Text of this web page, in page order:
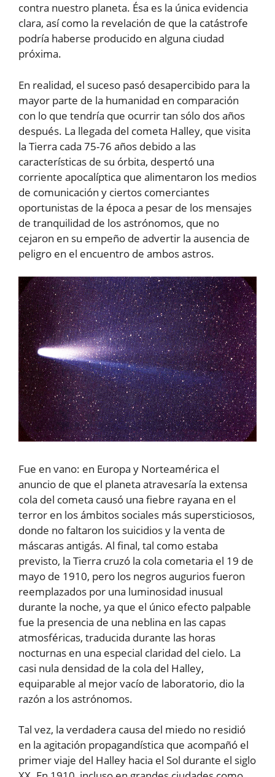
contra nuestro planeta. Ésa es la única evidencia
clara, así como la revelación de que la catástrofe
podría haberse producido en alguna ciudad
próxima.
En realidad, el suceso pasó desapercibido para la
mayor parte de la humanidad en comparación
con lo que tendría que ocurrir tan sólo dos años
después. La llegada del cometa Halley, que visita
la Tierra cada 75-76 años debido a las
características de su órbita, despertó una
corriente apocalíptica que alimentaron los medios
de comunicación y ciertos comerciantes
oportunistas de la época a pesar de los mensajes
de tranquilidad de los astrónomos, que no
cejaron en su empeño de advertir la ausencia de
peligro en el encuentro de ambos astros.
Fue en vano: en Europa y Norteamérica el
anuncio de que el planeta atravesaría la extensa
cola del cometa causó una fiebre rayana en el
terror en los ámbitos sociales más supersticiosos,
donde no faltaron los suicidios y la venta de
máscaras antigás. Al final, tal como estaba
previsto, la Tierra cruzó la cola cometaria el 19 de
mayo de 1910, pero los negros augurios fueron
reemplazados por una luminosidad inusual
durante la noche, ya que el único efecto palpable
fue la presencia de una neblina en las capas
atmosféricas, traducida durante las horas
nocturnas en una especial claridad del cielo. La
casi nula densidad de la cola del Halley,
equiparable al mejor vacío de laboratorio, dio la
razón a los astrónomos.
Tal vez, la verdadera causa del miedo no residió
en la agitación propagandística que acompañó el
primer viaje del Halley hacia el Sol durante el siglo